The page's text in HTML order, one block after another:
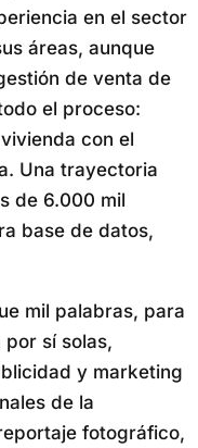
en el sector
áreas, aunque
de venta de
el proceso:
con el
Una trayectoria
de 6.000 mil
base de datos,
mil palabras, para
sí solas,
y marketing
de la
fotográfico,